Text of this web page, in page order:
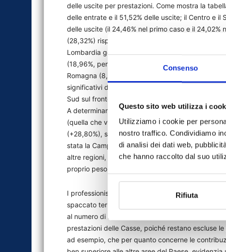
Consenso
Questo sito web utilizza i
Utilizziamo i cookie per
nostro traffico. Condividiamo
di analisi dei dati web,
che hanno raccolto dal suo
Rifiuta
delle uscite per prestazioni. Come mostra la
delle entrate e il 51,52% delle uscite; il Centro e
delle uscite (il 24,46% nel primo caso e il
(28,32%) rispetto al Centro (22,14%). Più nel
Lombardia generano quasi un quinto del monte
(18,96%, per oltre 1,613 miliardi di euro), seguite
Romagna (8,31%), Campania (8,23%) e Veneto
significativi disponibile nel database), si può
Sud sul fronte delle entrate, con un incremento
A determinare il trend è stato soprattutto
(quella che va dal 2001 al 2005), che ha
(+28,80%), salvo stabilizzarsi dal 2006 in poi
stata la Campania ad avere accresciuto il
altre regioni, con una crescita di 1,35 punti
proprio peso percentuale.
I professionisti lombardi pagano di più in
spaccato territoriale riferito a entrate contributive
al numero di iscritti e pensioni erogate (che
prestazioni delle Casse, poiché restano escluse
ad esempio, che per quanto concerne le